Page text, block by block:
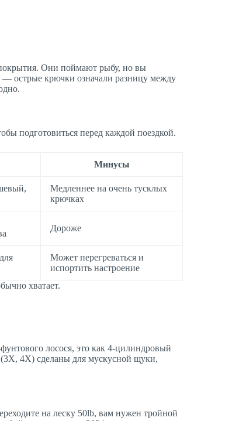
Они поймают рыбу, но вы
— острые крючки означали разницу между
подготовиться перед каждой поездкой.
Минусы
Медленнее на очень тусклых
крючках
Дороже
Может перегреваться и
испортить настроение
хватает.
лосося, это как 4-цилиндровый
4X) сделаны для мускусной щуки,
на леску 50lb, вам нужен тройной